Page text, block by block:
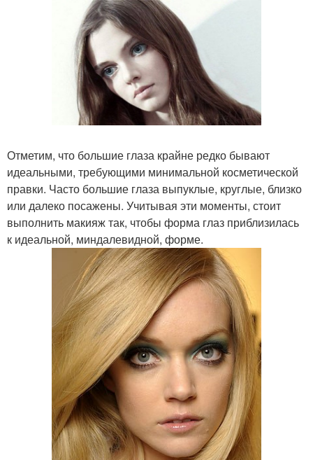
Отметим, что большие глаза крайне редко бывают
идеальными, требующими минимальной косметической
правки. Часто большие глаза выпуклые, круглые, близко
или далеко посажены. Учитывая эти моменты, стоит
выполнить макияж так, чтобы форма глаз приблизилась
к идеальной, миндалевидной, форме.